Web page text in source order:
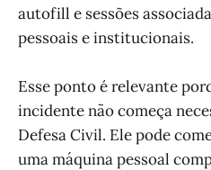
autofill e sessões
pessoais e institucionais.
Esse ponto é relevante
incidente não começa
Defesa Civil. Ele pode
uma máquina pessoal